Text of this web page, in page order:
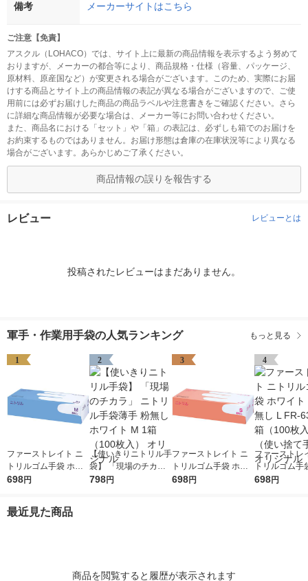
備考 メーカーサイトはこちら
ご注意【免責】
アスクル（LOHACO）では、サイト上に最新の商品情報を表示するよう努めて
おりますが、メーカーの都合等により、商品規格・仕様（容量、パッケージ、
原材料、原産国など）が変更される場合がございます。このため、実際にお届
けする商品とサイト上の商品情報の表記が異なる場合がございますので、ご使
用前には必ずお届けした商品の商品ラベルや注意書きをご確認ください。さら
に詳細な商品情報が必要な場合は、メーカー等にお問い合わせください。
また、商品名における「セット」や「箱」の表記は、必ずしも箱でのお届けを
お約束するものではありません。お届け形態は倉庫の在庫状況等により異なる
場合がございます。あらかじめご了承ください。
商品情報の誤りを報告する
レビュー レビューとは
投稿されたレビューはまだありません。
軍手・作業用手袋の人気ランキング もっと見る
1
ファーストレイト ニ
トリルゴム手袋 ホワ
イト 35粉無し M FR-6
リジナル
698円
2
【使いきりニトリル手
袋】 「現場のチカ
ラ」 ニトリル手袋薄
798円
3
ファーストレイト ニ
トリルゴム手袋 ホワ
イト 35粉無し S FR-6
698円
4
ファーストレ
トリルゴム手
イト 35粉無
698円
最近見た商品
商品を閲覧すると履歴が表示されます